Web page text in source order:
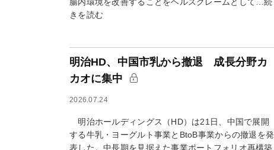
きを読む
明治HD、中国市乳から撤退 成長分野カ
カオに集中
2026.07.24
明治ホールディングス（HD）は21日、中国で展開
する牛乳・ヨーグルト事業とBtoB事業からの撤退を発
表した。中長期を見据えた事業ポートフォリオ再構築